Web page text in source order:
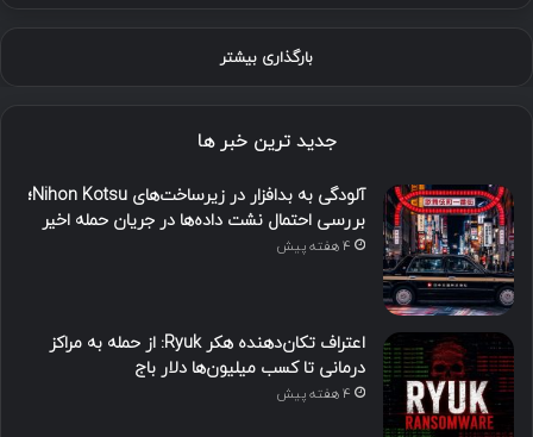
بارگذاری بیشتر
جدید ترین خبر ها
آلودگی به بدافزار در زیرساخت‌های Nihon Kotsu؛
بررسی احتمال نشت داده‌ها در جریان حمله اخیر
4 هفته پیش
اعتراف تکان‌دهنده هکر Ryuk: از حمله به مراکز
درمانی تا کسب میلیون‌ها دلار باج
4 هفته پیش